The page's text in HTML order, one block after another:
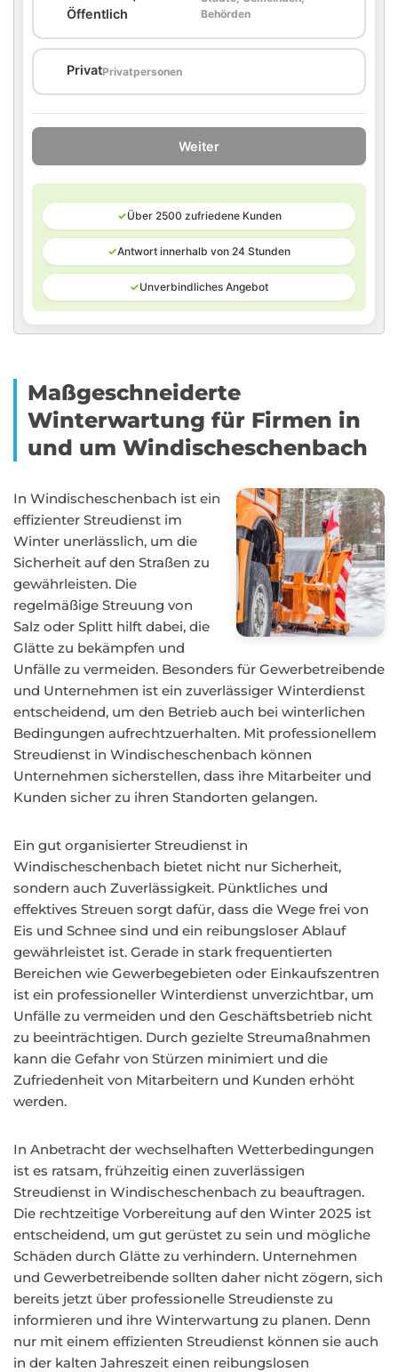
Öffentlich
Behörden
PrivatPrivatpersonen
Weiter
✓Über 2500 zufriedene Kunden
✓Antwort innerhalb von 24 Stunden
✓Unverbindliches Angebot
Maßgeschneiderte
Winterwartung für Firmen in
und um Windischeschenbach
In Windischeschenbach ist ein
effizienter Streudienst im
Winter unerlässlich, um die
Sicherheit auf den Straßen zu
gewährleisten. Die
regelmäßige Streuung von
Salz oder Splitt hilft dabei, die
Glätte zu bekämpfen und
Unfälle zu vermeiden. Besonders für Gewerbetreibende
und Unternehmen ist ein zuverlässiger Winterdienst
entscheidend, um den Betrieb auch bei winterlichen
Bedingungen aufrechtzuerhalten. Mit professionellem
Streudienst in Windischeschenbach können
Unternehmen sicherstellen, dass ihre Mitarbeiter und
Kunden sicher zu ihren Standorten gelangen.
Ein gut organisierter Streudienst in
Windischeschenbach bietet nicht nur Sicherheit,
sondern auch Zuverlässigkeit. Pünktliches und
effektives Streuen sorgt dafür, dass die Wege frei von
Eis und Schnee sind und ein reibungsloser Ablauf
gewährleistet ist. Gerade in stark frequentierten
Bereichen wie Gewerbegebieten oder Einkaufszentren
ist ein professioneller Winterdienst unverzichtbar, um
Unfälle zu vermeiden und den Geschäftsbetrieb nicht
zu beeinträchtigen. Durch gezielte Streumaßnahmen
kann die Gefahr von Stürzen minimiert und die
Zufriedenheit von Mitarbeitern und Kunden erhöht
werden.
In Anbetracht der wechselhaften Wetterbedingungen
ist es ratsam, frühzeitig einen zuverlässigen
Streudienst in Windischeschenbach zu beauftragen.
Die rechtzeitige Vorbereitung auf den Winter 2025 ist
entscheidend, um gut gerüstet zu sein und mögliche
Schäden durch Glätte zu verhindern. Unternehmen
und Gewerbetreibende sollten daher nicht zögern, sich
bereits jetzt über professionelle Streudienste zu
informieren und ihre Winterwartung zu planen. Denn
nur mit einem effizienten Streudienst können sie auch
in der kalten Jahreszeit einen reibungslosen